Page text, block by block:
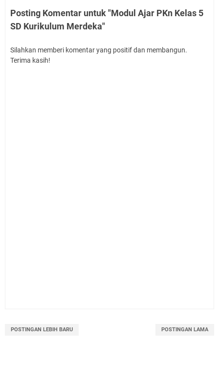
Posting Komentar untuk "Modul Ajar PKn Kelas 5
SD Kurikulum Merdeka"
Silahkan memberi komentar yang positif dan membangun.
Terima kasih!
POSTINGAN LEBIH BARU POSTINGAN LAMA